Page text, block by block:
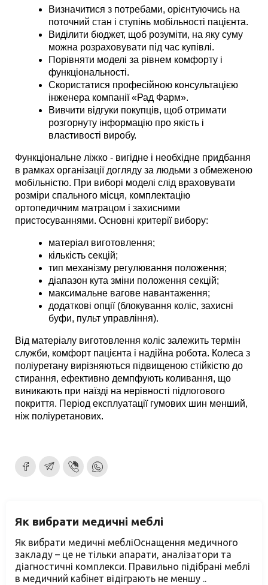
Визначитися з потребами, орієнтуючись на
поточний стан і ступінь мобільності пацієнта.
Виділити бюджет, щоб розуміти, на яку суму
можна розраховувати під час купівлі.
Порівняти моделі за рівнем комфорту і
функціональності.
Скористатися професійною консультацією
інженера компанії «Рад Фарм».
Вивчити відгуки покупців, щоб отримати
розгорнуту інформацію про якість і
властивості виробу.
Функціональне ліжко - вигідне і необхідне придбання
в рамках організації догляду за людьми з обмеженою
мобільністю. При виборі моделі слід враховувати
розміри спального місця, комплектацію
ортопедичним матрацом і захисними
пристосуваннями. Основні критерії вибору:
матеріал виготовлення;
кількість секцій;
тип механізму регулювання положення;
діапазон кута зміни положення секцій;
максимальне вагове навантаження;
додаткові опції (блокування коліс, захисні
буфи, пульт управління).
Від матеріалу виготовлення коліс залежить термін
служби, комфорт пацієнта і надійна робота. Колеса з
поліуретану вирізняються підвищеною стійкістю до
стирання, ефективно демпфують коливання, що
виникають при наїзді на нерівності підлогового
покриття. Період експлуатації гумових шин менший,
ніж поліуретанових.
Як вибрати медичні меблі
Як вибрати медичні мебліОснащення медичного
закладу – це не тільки апарати, аналізатори та
діагностичні комплекси. Правильно підібрані меблі
в медичний кабінет відіграють не меншу ..